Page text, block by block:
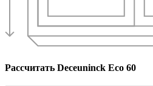
Рассчитать Deceuninck Eco 60